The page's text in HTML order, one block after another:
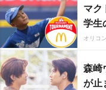
マク
学生
オリコ
森崎
が止